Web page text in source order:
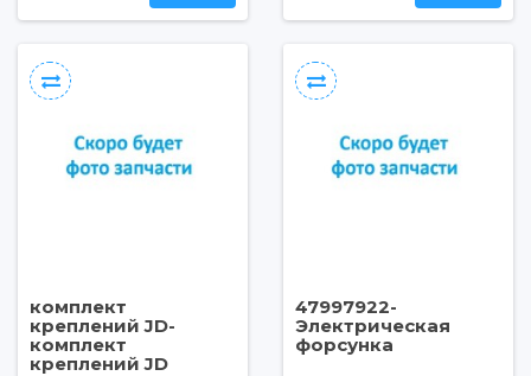
комплект
креплений JD-
комплект
креплений JD
47997922-
Электрическая
форсунка